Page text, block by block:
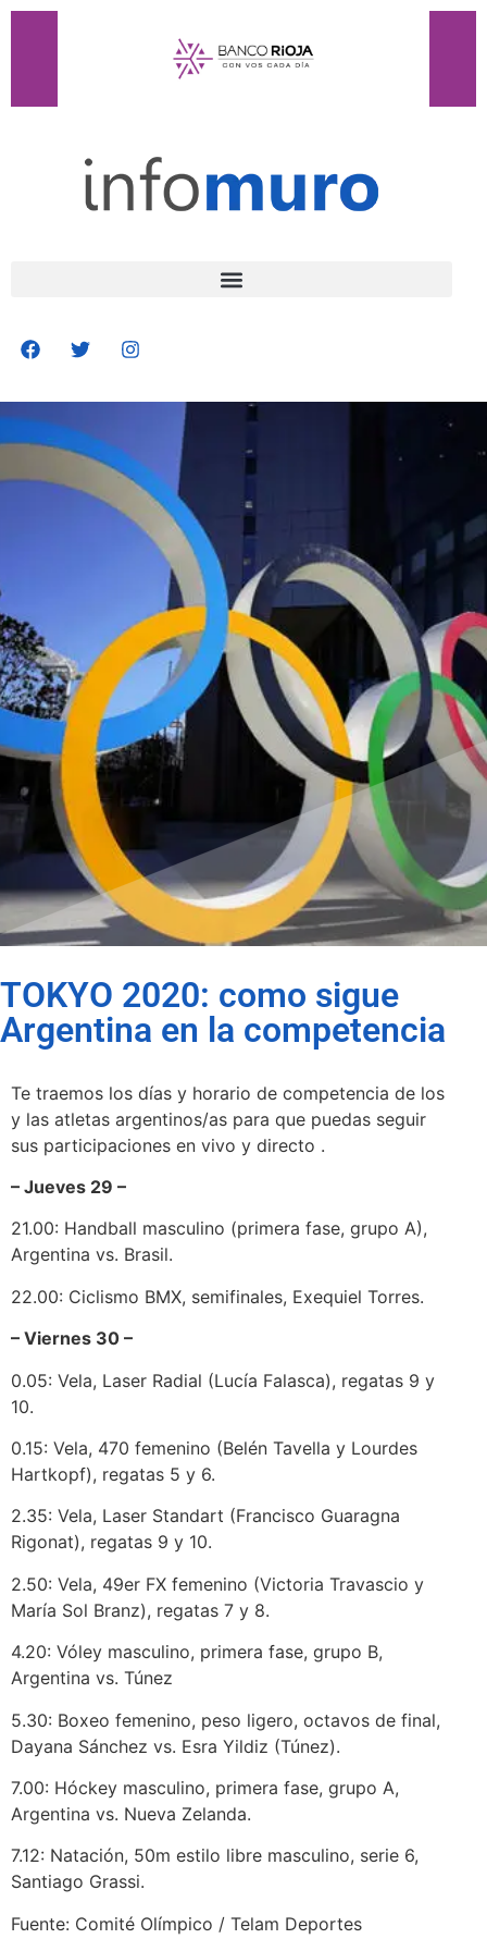
TOKYO 2020: como sigue
Argentina en la competencia
Te traemos los días y horario de competencia de los
y las atletas argentinos/as para que puedas seguir
sus participaciones en vivo y directo .
– Jueves 29 –
21.00: Handball masculino (primera fase, grupo A),
Argentina vs. Brasil.
22.00: Ciclismo BMX, semifinales, Exequiel Torres.
– Viernes 30 –
0.05: Vela, Laser Radial (Lucía Falasca), regatas 9 y
10.
0.15: Vela, 470 femenino (Belén Tavella y Lourdes
Hartkopf), regatas 5 y 6.
2.35: Vela, Laser Standart (Francisco Guaragna
Rigonat), regatas 9 y 10.
2.50: Vela, 49er FX femenino (Victoria Travascio y
María Sol Branz), regatas 7 y 8.
4.20: Vóley masculino, primera fase, grupo B,
Argentina vs. Túnez
5.30: Boxeo femenino, peso ligero, octavos de final,
Dayana Sánchez vs. Esra Yildiz (Túnez).
7.00: Hóckey masculino, primera fase, grupo A,
Argentina vs. Nueva Zelanda.
7.12: Natación, 50m estilo libre masculino, serie 6,
Santiago Grassi.
Fuente: Comité Olímpico / Telam Deportes